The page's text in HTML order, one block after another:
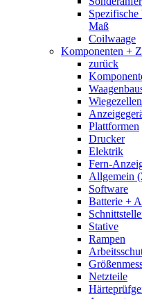
Maß
Coilwaage
Komponenten +
zurück
Wiegezellen
Plattformen
Drucker
Elektrik
Fern-
Allgemein
Software
Batterie +
Stative
Rampen
Netzteile